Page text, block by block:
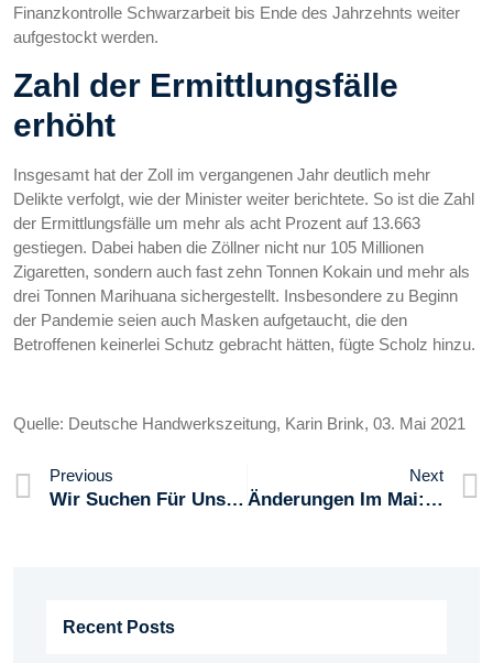
Finanzkontrolle Schwarzarbeit bis Ende des Jahrzehnts weiter
aufgestockt werden.
Zahl der Ermittlungsfälle
erhöht
Insgesamt hat der Zoll im vergangenen Jahr deutlich mehr
Delikte verfolgt, wie der Minister weiter berichtete. So ist die Zahl
der Ermittlungsfälle um mehr als acht Prozent auf 13.663
gestiegen. Dabei haben die Zöllner nicht nur 105 Millionen
Zigaretten, sondern auch fast zehn Tonnen Kokain und mehr als
drei Tonnen Marihuana sichergestellt. Insbesondere zu Beginn
der Pandemie seien auch Masken aufgetaucht, die den
Betroffenen keinerlei Schutz gebracht hätten, fügte Scholz hinzu.
Quelle: Deutsche Handwerkszeitung, Karin Brink, 03. Mai 2021
Previous
Wir Suchen Für Unser Mitglied…
Next
Änderungen Im Mai: Neue Gesetze Und Regelungen
Recent Posts